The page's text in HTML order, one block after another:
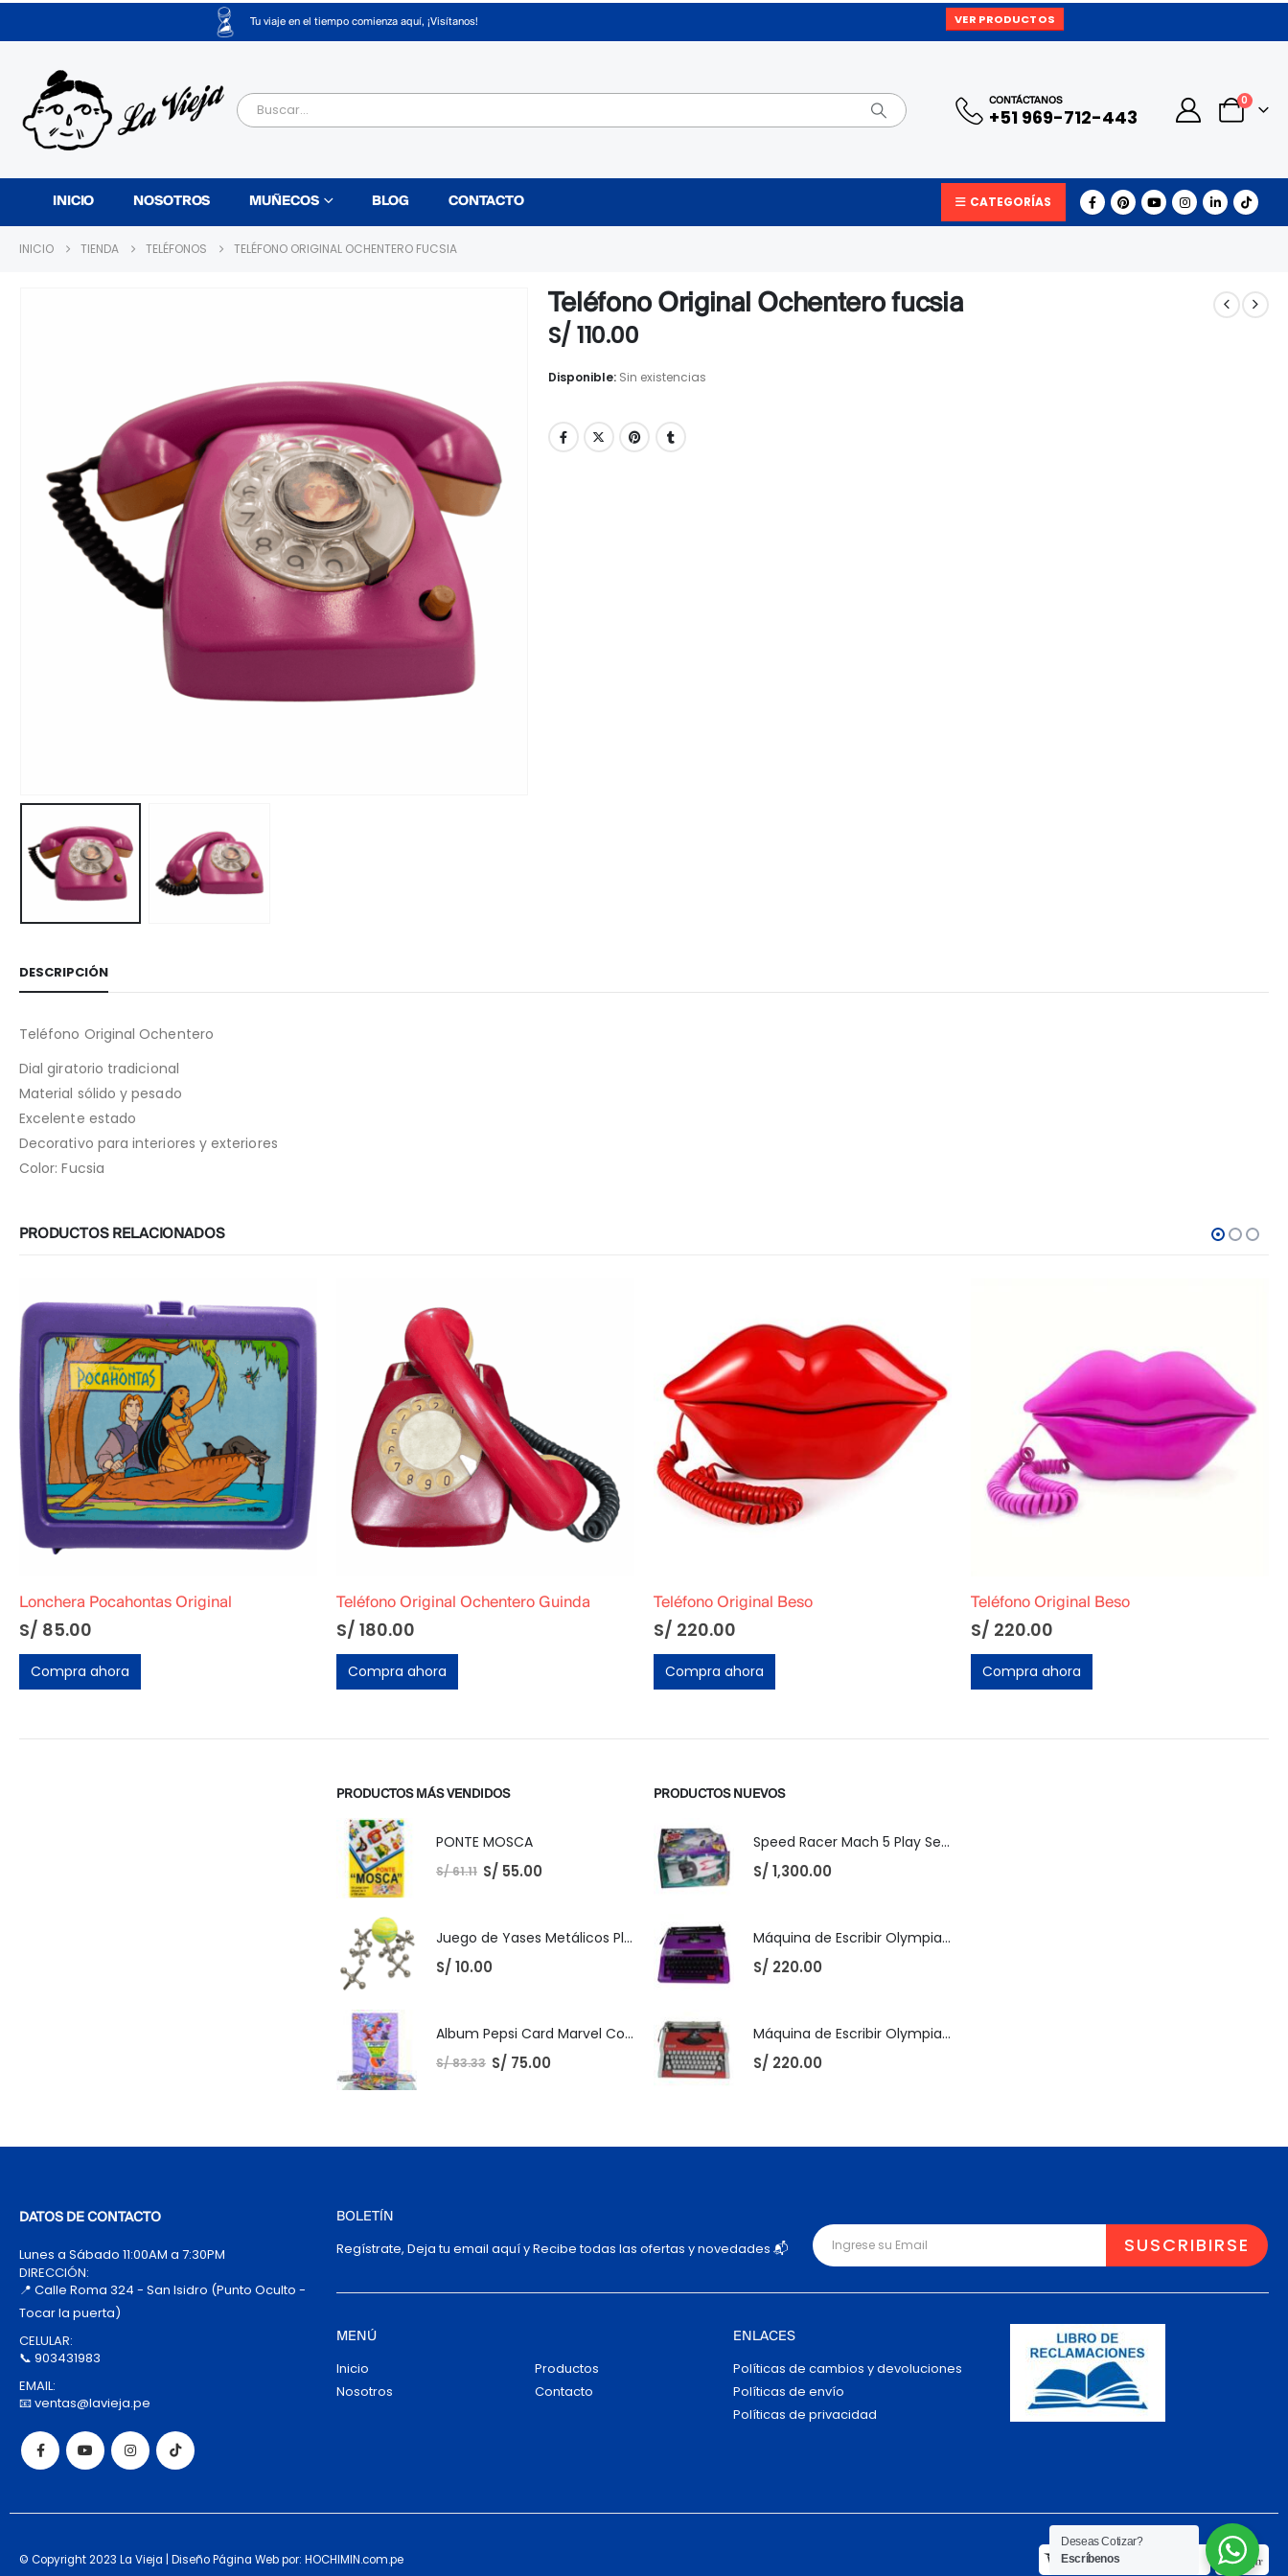
Tu viaje en el tiempo comienza aquí, ¡Visítanos! VER PRODUCTOS
CONTÁCTANOS
+51 969-712-443
0
INICIO NOSOTROS MUÑECOS BLOG CONTACTO CATEGORÍAS
INICIO TIENDA TELÉFONOS TELÉFONO ORIGINAL OCHENTERO FUCSIA
Teléfono Original Ochentero fucsia
S/ 110.00
Disponible: Sin existencias
DESCRIPCIÓN
Teléfono Original Ochentero
Dial giratorio tradicional
Material sólido y pesado
Excelente estado
Decorativo para interiores y exteriores
Color: Fucsia
PRODUCTOS RELACIONADOS
Teléfono Original Ochentero Guinda
S/ 180.00
Compra ahora
Teléfono Original Beso
S/ 220.00
Compra ahora
Teléfono Original Beso
S/ 220.00
Compra ahora
S/ 180.00
Compra ahora
PRODUCTOS MÁS VENDIDOS
PONTE MOSCA
S/61.11 S/ 55.00
Juego de Yases Metálicos Plomos 6 Unidades + Pelota de Goma (En Bolsita Lista para Regalar)
S/ 10.00
Album Pepsi Card Marvel Completo
S/83.33 S/ 75.00
PRODUCTOS NUEVOS
Speed Racer Mach 5 Play Set | ReSaurus 1999 | Meteoro
S/ 1,300.00
Máquina de Escribir Olympia Royal-Brother
S/ 220.00
Máquina de Escribir Olympia Traveller de Luxe
S/ 220.00
DATOS DE CONTACTO
Lunes a Sábado 11:00AM a 7:30PM
DIRECCIÓN:
📍 Calle Roma 324 - San Isidro (Punto Oculto -
Tocar la puerta)
CELULAR:
📞 903431983
EMAIL:
📧 ventas@lavieja.pe
BOLETÍN
Regístrate, Deja tu email aquí y Recibe todas las ofertas y novedades 📬
MENÚ
Inicio
Nosotros
Productos
Contacto
ENLACES
Políticas de cambios y devoluciones
Políticas de envío
Políticas de privacidad
© Copyright 2023 La Vieja | Diseño Página Web por: HOCHIMIN.com.pe
Deseas Cotizar?
Escríbenos